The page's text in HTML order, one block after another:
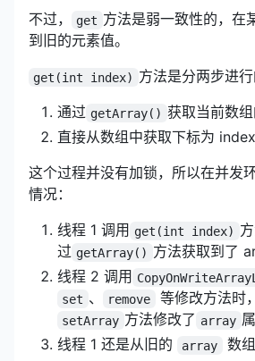
不过， get 方法是弱一致性的，在
到旧的元素值。
get(int index) 方法是分两步进行
通过 getArray() 获取当前数组
直接从数组中获取下标为 index
这个过程并没有加锁，所以在并发
情况：
线程 1 调用 get(int index)
过 getArray() 方法获取到了
线程 2 调用
set 、 remove 等修改方法时
setArray 方法修改了 array
线程 1 还是从旧的
array 数